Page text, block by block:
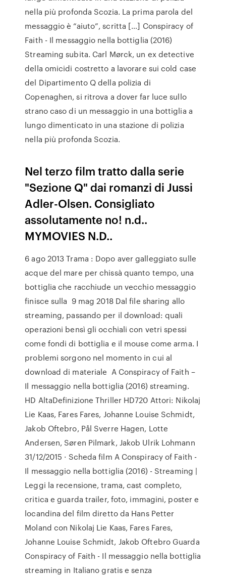
nella più profonda Scozia. La prima parola del
messaggio è “aiuto”, scritta […] Conspiracy of
Faith - Il messaggio nella bottiglia (2016)
Streaming subita. Carl Mørck, un ex detective
della omicidi costretto a lavorare sui cold case
del Dipartimento Q della polizia di
Copenaghen, si ritrova a dover far luce sullo
strano caso di un messaggio in una bottiglia a
lungo dimenticato in una stazione di polizia
nella più profonda Scozia.
Nel terzo film tratto dalla serie
"Sezione Q" dai romanzi di Jussi
Adler-Olsen. Consigliato
assolutamente no! n.d..
MYMOVIES N.D..
6 ago 2013 Trama : Dopo aver galleggiato sulle
acque del mare per chissà quanto tempo, una
bottiglia che racchiude un vecchio messaggio
finisce sulla 9 mag 2018 Dal file sharing allo
streaming, passando per il download: quali
operazioni bensì gli occhiali con vetri spessi
come fondi di bottiglia e il mouse come arma. I
problemi sorgono nel momento in cui al
download di materiale A Conspiracy of Faith –
Il messaggio nella bottiglia (2016) streaming.
HD AltaDefinizione Thriller HD720 Attori: Nikolaj
Lie Kaas, Fares Fares, Johanne Louise Schmidt,
Jakob Oftebro, Pål Sverre Hagen, Lotte
Andersen, Søren Pilmark, Jakob Ulrik Lohmann
31/12/2015 · Scheda film A Conspiracy of Faith -
Il messaggio nella bottiglia (2016) - Streaming |
Leggi la recensione, trama, cast completo,
critica e guarda trailer, foto, immagini, poster e
locandina del film diretto da Hans Petter
Moland con Nikolaj Lie Kaas, Fares Fares,
Johanne Louise Schmidt, Jakob Oftebro Guarda
Conspiracy of Faith - Il messaggio nella bottiglia
streaming in Italiano gratis e senza